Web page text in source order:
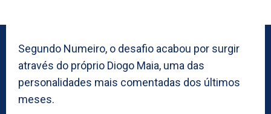
Segundo Numeiro, o desafio acabou por surgir
através do próprio Diogo Maia, uma das
personalidades mais comentadas dos últimos
meses.